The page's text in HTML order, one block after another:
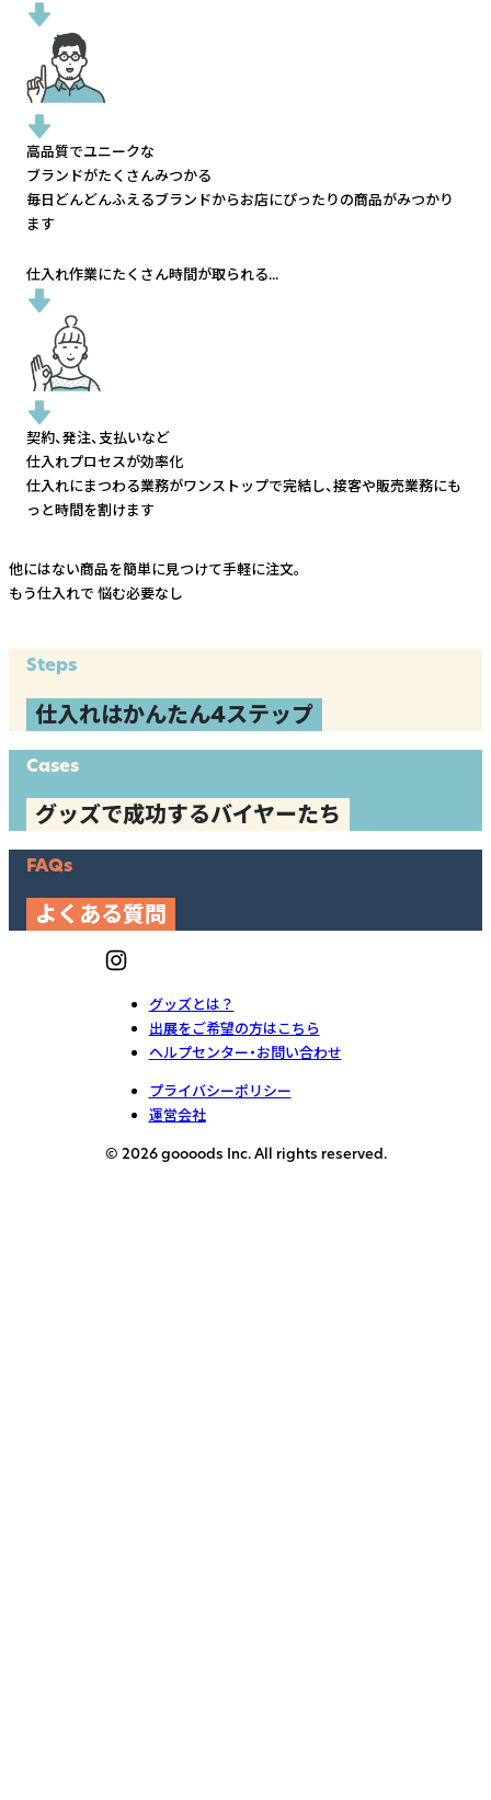
高品質でユニークな
ブランドがたくさんみつかる
毎日どんどんふえるブランドからお店にぴったりの商品がみつかり
ます
仕入れ作業にたくさん時間が取られる...
契約、発注、支払いなど
仕入れプロセスが効率化
仕入れにまつわる業務がワンストップで完結し、接客や販売業務にも
っと時間を割けます
他にはない商品を簡単に見つけて手軽に注文。
もう仕入れで 悩む必要なし
Steps
仕入れはかんたん4ステップ
Cases
グッズで成功するバイヤーたち
FAQs
よくある質問
グッズとは？
出展をご希望の方はこちら
ヘルプセンター・お問い合わせ
プライバシーポリシー
運営会社
© 2026 goooods Inc. All rights reserved.